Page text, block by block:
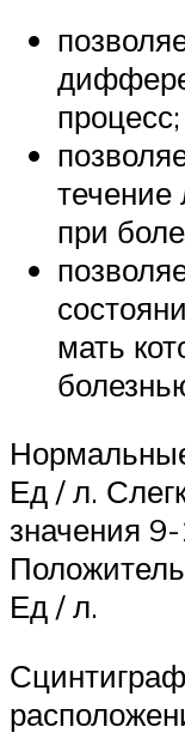
процесс;
течение
при
мать
Ед / л.
значения
Ед / л.